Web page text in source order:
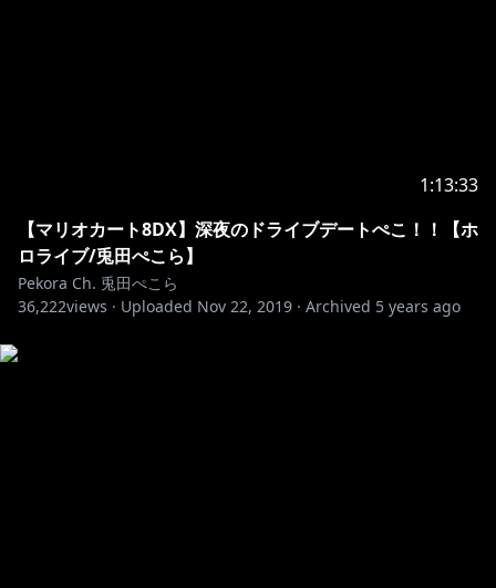
1:13:33
【マリオカート8DX】深夜のドライブデートぺこ！！【ホ
ロライブ/兎田ぺこら】
Pekora Ch. 兎田ぺこら
36,222views · Uploaded Nov 22, 2019 · Archived 5 years ago